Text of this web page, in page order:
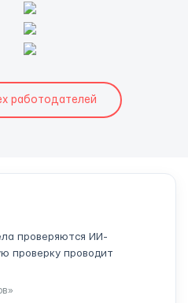
работодателей
проверяются ИИ-
проверку проводит